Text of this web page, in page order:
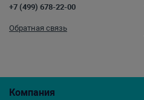
Компания
+7 (499) 678-22-00
Обратная связь